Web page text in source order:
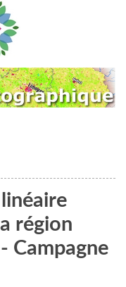
région
Campagne